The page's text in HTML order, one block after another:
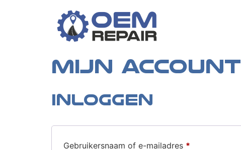
Mijn account
Inloggen
Gebruikersnaam of e-mailadres *